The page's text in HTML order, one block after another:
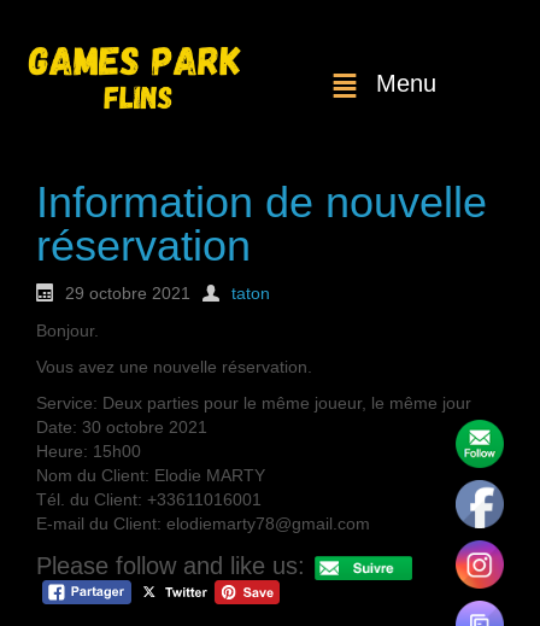
Menu
Information de nouvelle
réservation
29 octobre 2021
taton
Bonjour.
Vous avez une nouvelle réservation.
Service: Deux parties pour le même joueur, le même jour
Date: 30 octobre 2021
Heure: 15h00
Nom du Client: Elodie MARTY
Tél. du Client: +33611016001
E-mail du Client: elodiemarty78@gmail.com
Please follow and like us: